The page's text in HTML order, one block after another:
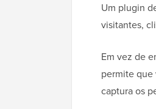
Um plugin
visitantes,
Em vez de
permite
captura os